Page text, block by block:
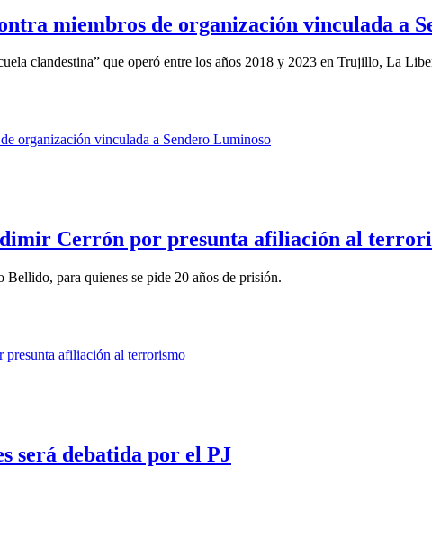
miembros de organización vinculada a
clandestina” que operó entre los años 2018 y 2023 en Trujillo, La
Cerrón por presunta afiliación al
para quienes se pide 20 años de prisión.
será debatida por el PJ